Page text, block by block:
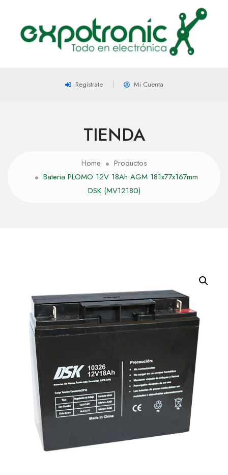
Registrate Mi Cuenta
TIENDA
Home
Productos
Bateria PLOMO 12V 18Ah AGM 181x77x167mm
DSK (MV12180)